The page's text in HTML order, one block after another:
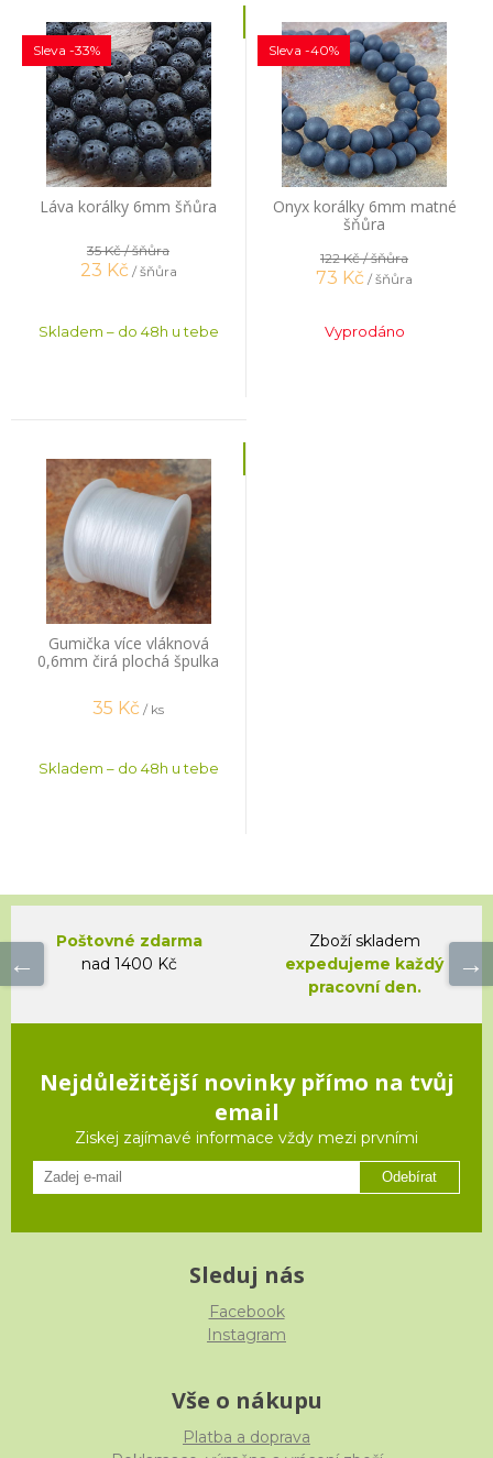
Láva korálky 6mm šňůra
Sleva -33%
35 Kč/ šňůra
23 Kč / šňůra
Skladem – do 48h u tebe
Onyx korálky 6mm matné
šňůra
Sleva -40%
122 Kč/ šňůra
73 Kč / šňůra
Vyprodáno
Gumička více vláknová
0,6mm čirá plochá špulka
44m
35 Kč / ks
Skladem – do 48h u tebe
Poštovné zdarma
nad 1400 Kč
Zboží skladem
expedujeme každý
pracovní den.
Nejdůležitější novinky přímo na tvůj
email
Ziskej zajímavé informace vždy mezi prvními
Odebírat
Sleduj nás
Facebook
Instagram
Vše o nákupu
Platba a doprava